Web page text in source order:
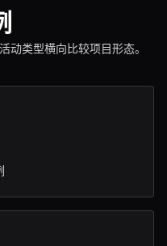
动类型横向比较项目形态。